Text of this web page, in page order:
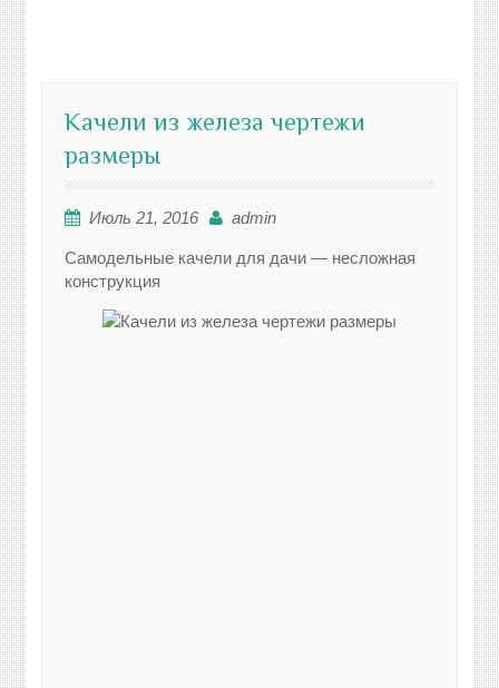
Качели из железа чертежи
размеры
Июль 21, 2016 admin
Самодельные качели для дачи — несложная
конструкция